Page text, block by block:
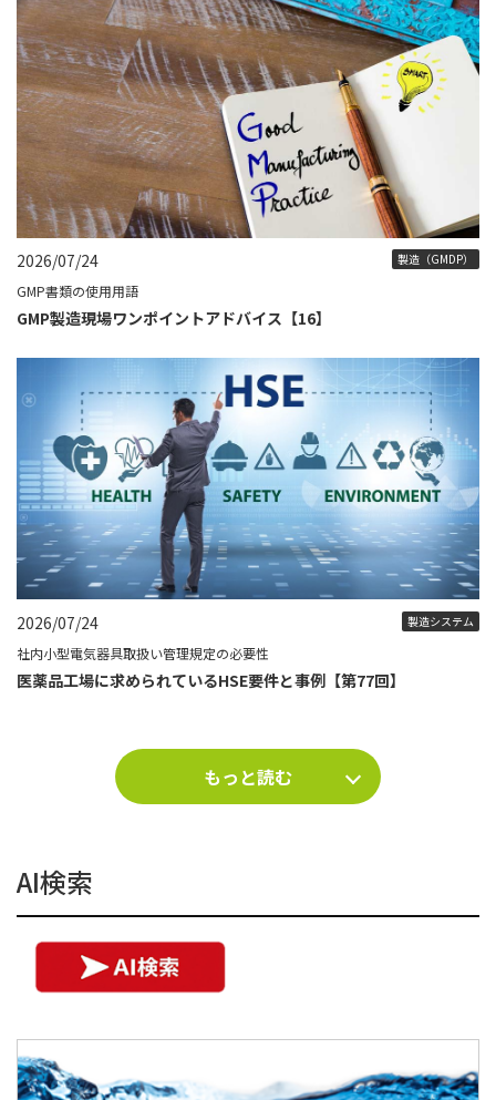
2026/07/24 製造（GMDP）
GMP書類の使用用語
GMP製造現場ワンポイントアドバイス【16】
2026/07/24 製造システム
社内小型電気器具取扱い管理規定の必要性
医薬品工場に求められているHSE要件と事例【第77回】
もっと読む
AI検索